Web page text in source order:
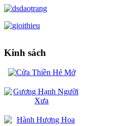
Kinh sách